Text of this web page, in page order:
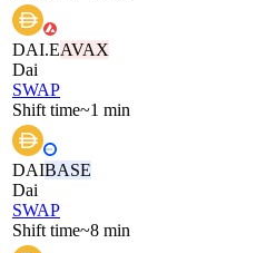
DAI.EAVAX
Dai
SWAP
Shift time~1 min
DAIBASE
Dai
SWAP
Shift time~8 min